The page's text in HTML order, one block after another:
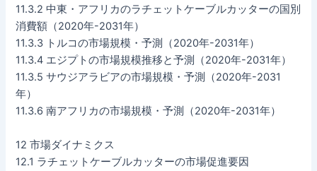
11.3.2 中東・アフリカのラチェットケーブルカッターの国別
消費額（2020年-2031年）
11.3.3 トルコの市場規模・予測（2020年-2031年）
11.3.4 エジプトの市場規模推移と予測（2020年-2031年）
11.3.5 サウジアラビアの市場規模・予測（2020年-2031
年）
11.3.6 南アフリカの市場規模・予測（2020年-2031年）
12 市場ダイナミクス
12.1 ラチェットケーブルカッターの市場促進要因